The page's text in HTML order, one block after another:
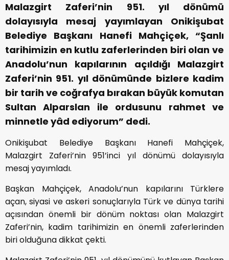
Malazgirt Zaferi’nin 951. yıl dönümü
dolayısıyla mesaj yayımlayan Onikişubat
Belediye Başkanı Hanefi Mahçiçek, “Şanlı
tarihimizin en kutlu zaferlerinden biri olan ve
Anadolu’nun kapılarının açıldığı Malazgirt
Zaferi’nin 951. yıl dönümünde bizlere kadim
bir tarih ve coğrafya bırakan büyük komutan
Sultan Alparslan ile ordusunu rahmet ve
minnetle yâd ediyorum” dedi.
Onikişubat Belediye Başkanı Hanefi Mahçiçek,
Malazgirt Zaferi’nin 951’inci yıl dönümü dolayısıyla
mesaj yayımladı.
Başkan Mahçiçek, Anadolu’nun kapılarını Türklere
açan, siyasi ve askeri sonuçlarıyla Türk ve dünya tarihi
açısından önemli bir dönüm noktası olan Malazgirt
Zaferi’nin, kadim tarihimizin en önemli zaferlerinden
biri olduğuna dikkat çekti.